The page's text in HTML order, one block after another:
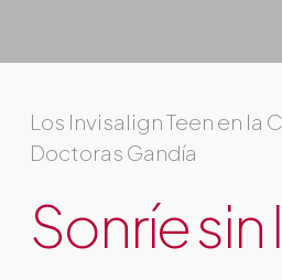
Los Invisalign Teen en la
Doctoras Gandía
Sonríe